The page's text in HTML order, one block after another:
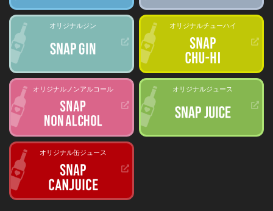
オリジナルジン オリジナルチューハイ
オリジナルノンアルコール オリジナルジュース
オリジナル缶ジュース